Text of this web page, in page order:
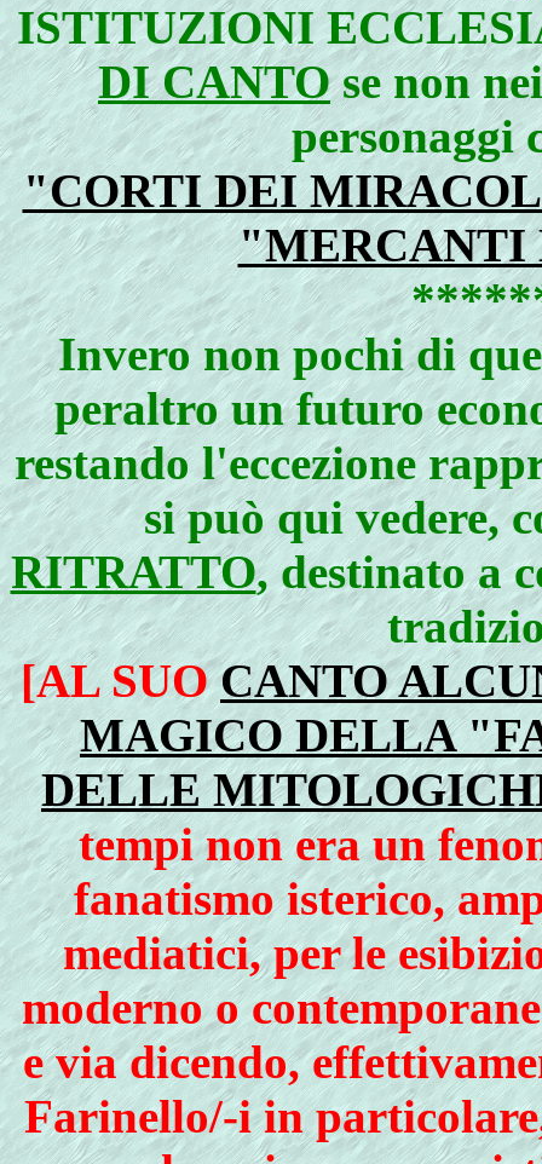
ISTITUZIONI
DI CANTOse non
personaggi
"CORTI DEI
"MERCANTI
Invero non pochi di
peraltro un futuro
restando l'eccezione
si può qui vedere,
RITRATTO, destinato a
[AL SUOCANTO
MAGICO DELLA
DELLE
tempi non era un
fanatismo isterico,
mediatici, per le
moderno o
e via dicendo,
Farinello/-i in